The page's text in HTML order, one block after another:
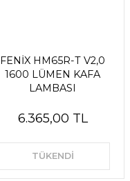
FENİX HM65R-T V2,0
1600 LÜMEN KAFA
LAMBASI
6.365,00 TL
TÜKENDİ